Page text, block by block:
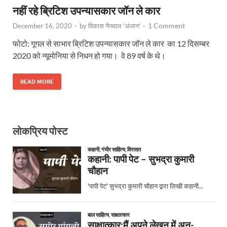
नहीं रहे ब्रिटिश उपन्यासकार जॉन ले कार
December 16, 2020 - byविकास नैनवाल 'अंजान' - 1 Comment
फोटो: गूगल से साभार ब्रिटिश उपन्यासकार जॉन ले कार का 12 दिसम्बर
2020 को न्यूमोनिया से निधन हो गया। वे 89 वर्ष के थे।
READ MORE
लोकप्रिय पोस्ट